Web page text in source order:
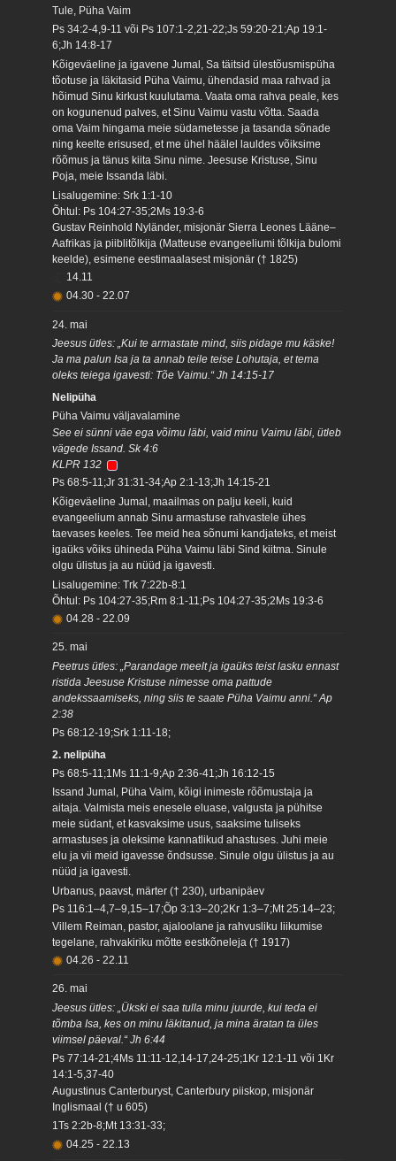
Tule, Püha Vaim
Ps 34:2-4,9-11 või Ps 107:1-2,21-22;Js 59:20-21;Ap 19:1-
6;Jh 14:8-17
Kõigeväeline ja igavene Jumal, Sa täitsid ülestõusmispüha
tõotuse ja läkitasid Püha Vaimu, ühendasid maa rahvad ja
hõimud Sinu kirkust kuulutama. Vaata oma rahva peale, kes
on kogunenud palves, et Sinu Vaimu vastu võtta. Saada
oma Vaim hingama meie südametesse ja tasanda sõnade
ning keelte erisused, et me ühel häälel lauldes võiksime
rõõmus ja tänus kiita Sinu nime. Jeesuse Kristuse, Sinu
Poja, meie Issanda läbi.
Lisalugemine: Srk 1:1-10
Õhtul: Ps 104:27-35;2Ms 19:3-6
Gustav Reinhold Nyländer, misjonär Sierra Leones Lääne–
Aafrikas ja piiblitõlkija (Matteuse evangeeliumi tõlkija bulomi
keelde), esimene eestimaalasest misjonär († 1825)
14.11
04.30 - 22.07
24. mai
Jeesus ütles: „Kui te armastate mind, siis pidage mu käske!
Ja ma palun Isa ja ta annab teile teise Lohutaja, et tema
oleks teiega igavesti: Tõe Vaimu.“ Jh 14:15-17
Nelipüha
Püha Vaimu väljavalamine
See ei sünni väe ega võimu läbi, vaid minu Vaimu läbi, ütleb
vägede Issand. Sk 4:6
KLPR 132
Ps 68:5-11;Jr 31:31-34;Ap 2:1-13;Jh 14:15-21
Kõigeväeline Jumal, maailmas on palju keeli, kuid
evangeelium annab Sinu armastuse rahvastele ühes
taevases keeles. Tee meid hea sõnumi kandjateks, et meist
igaüks võiks ühineda Püha Vaimu läbi Sind kiitma. Sinule
olgu ülistus ja au nüüd ja igavesti.
Lisalugemine: Trk 7:22b-8:1
Õhtul: Ps 104:27-35;Rm 8:1-11;Ps 104:27-35;2Ms 19:3-6
04.28 - 22.09
25. mai
Peetrus ütles: „Parandage meelt ja igaüks teist lasku ennast
ristida Jeesuse Kristuse nimesse oma pattude
andekssaamiseks, ning siis te saate Püha Vaimu anni.“ Ap
2:38
Ps 68:12-19;Srk 1:11-18;
2. nelipüha
Ps 68:5-11;1Ms 11:1-9;Ap 2:36-41;Jh 16:12-15
Issand Jumal, Püha Vaim, kõigi inimeste rõõmustaja ja
aitaja. Valmista meis enesele eluase, valgusta ja pühitse
meie südant, et kasvaksime usus, saaksime tuliseks
armastuses ja oleksime kannatlikud ahastuses. Juhi meie
elu ja vii meid igavesse õndsusse. Sinule olgu ülistus ja au
nüüd ja igavesti.
Urbanus, paavst, märter († 230), urbanipäev
Ps 116:1–4,7–9,15–17;Õp 3:13–20;2Kr 1:3–7;Mt 25:14–23;
Villem Reiman, pastor, ajaloolane ja rahvusliku liikumise
tegelane, rahvakiriku mõtte eestkõneleja († 1917)
04.26 - 22.11
26. mai
Jeesus ütles: „Ükski ei saa tulla minu juurde, kui teda ei
tõmba Isa, kes on minu läkitanud, ja mina äratan ta üles
viimsel päeval.“ Jh 6:44
Ps 77:14-21;4Ms 11:11-12,14-17,24-25;1Kr 12:1-11 või 1Kr
14:1-5,37-40
Augustinus Canterburyst, Canterbury piiskop, misjonär
Inglismaal († u 605)
1Ts 2:2b-8;Mt 13:31-33;
04.25 - 22.13